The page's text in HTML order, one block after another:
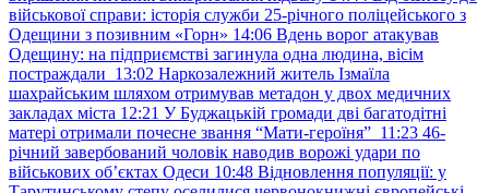
військової справи: історія служби 25-річного поліцейського з
Одещини з позивним «Горн» 14:06 Вдень ворог атакував
Одещину: на підприємстві загинула одна людина, вісім
постраждали 13:02 Наркозалежний житель Ізмаїла
шахрайським шляхом отримував метадон у двох медичних
закладах міста 12:21 У Буджацькій громади дві багатодітні
матері отримали почесне звання “Мати-героїня” 11:23 46-
річний завербований чоловік наводив ворожі удари по
військових обʼєктах Одеси 10:48 Відновлення популяції: у